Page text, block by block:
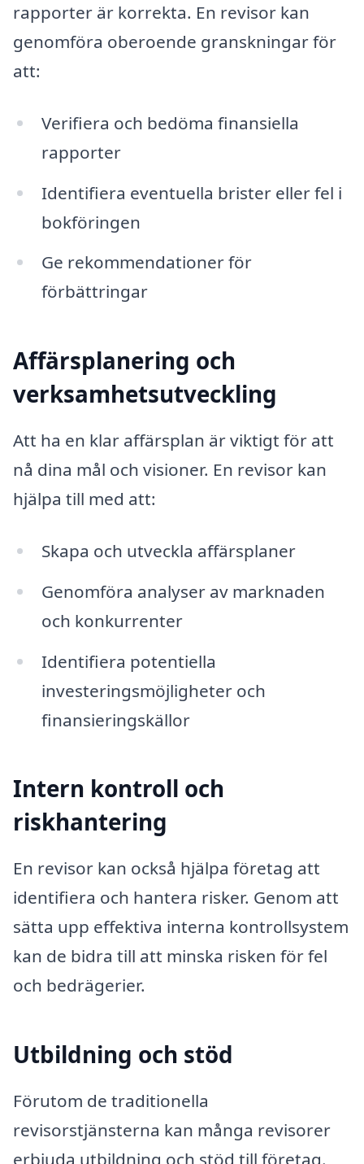
rapporter är korrekta. En revisor kan
genomföra oberoende granskningar för
att:
Verifiera och bedöma finansiella
rapporter
Identifiera eventuella brister eller fel i
bokföringen
Ge rekommendationer för
förbättringar
Affärsplanering och
verksamhetsutveckling
Att ha en klar affärsplan är viktigt för att
nå dina mål och visioner. En revisor kan
hjälpa till med att:
Skapa och utveckla affärsplaner
Genomföra analyser av marknaden
och konkurrenter
Identifiera potentiella
investeringsmöjligheter och
finansieringskällor
Intern kontroll och
riskhantering
En revisor kan också hjälpa företag att
identifiera och hantera risker. Genom att
sätta upp effektiva interna kontrollsystem
kan de bidra till att minska risken för fel
och bedrägerier.
Utbildning och stöd
Förutom de traditionella
revisorstjänsterna kan många revisorer
erbjuda utbildning och stöd till företag.